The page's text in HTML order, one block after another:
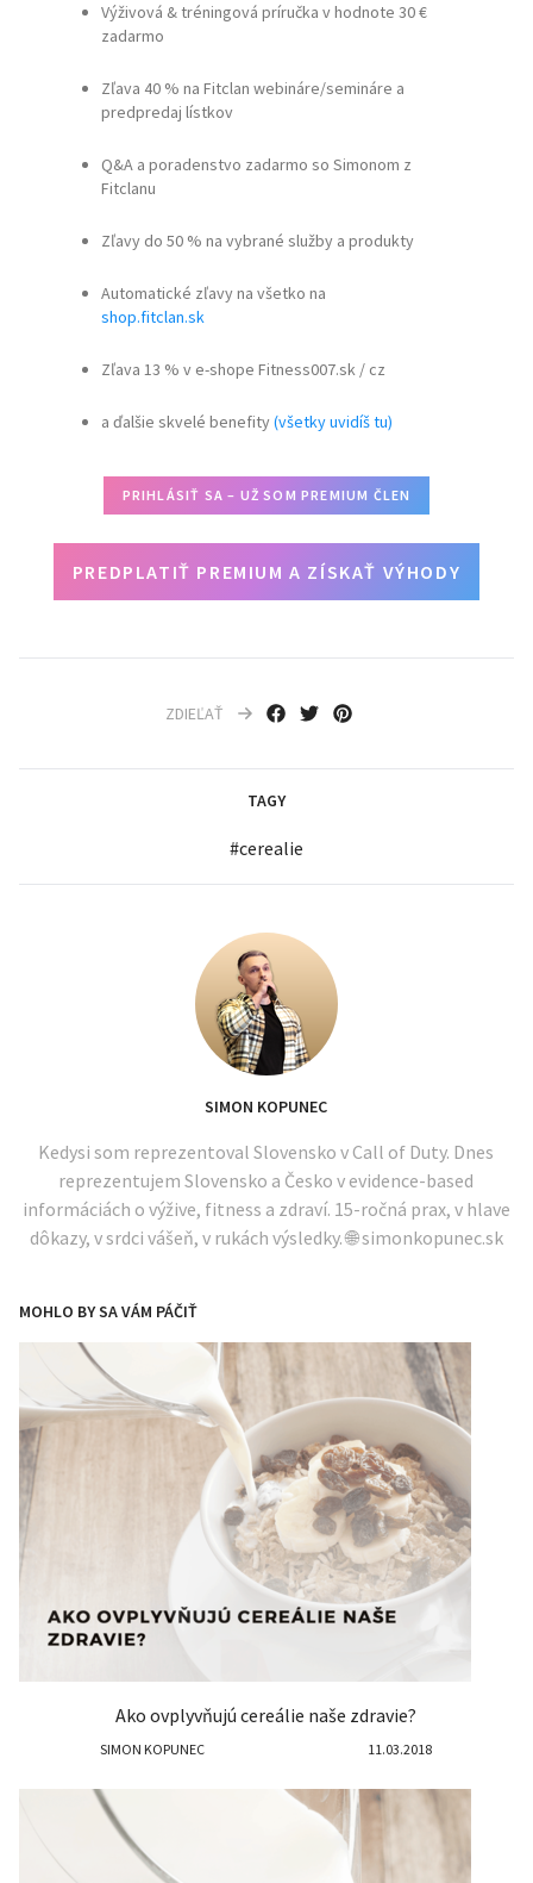
Výživová & tréningová príručka v hodnote 30 €
zadarmo
Zľava 40 % na Fitclan webináre/semináre a
predpredaj lístkov
Q&A a poradenstvo zadarmo so Simonom z
Fitclanu
Zľavy do 50 % na vybrané služby a produkty
Automatické zľavy na všetko na
shop.fitclan.sk
Zľava 13 % v e-shope Fitness007.sk / cz
a ďalšie skvelé benefity(všetky uvidíš tu)
PRIHLÁSIŤ SA – UŽ SOM PREMIUM ČLEN
PREDPLATIŤ PREMIUM A ZÍSKAŤ VÝHODY
ZDIEĽAŤ
TAGY
#cerealie
SIMON KOPUNEC
Kedysi som reprezentoval Slovensko v Call of Duty. Dnes
reprezentujem Slovensko a Česko v evidence-based
informáciách o výžive, fitness a zdraví. 15-ročná prax, v hlave
dôkazy, v srdci vášeň, v rukách výsledky. 🌐 simonkopunec.sk
MOHLO BY SA VÁM PÁČIŤ
Ako ovplyvňujú cereálie naše zdravie?
SIMON KOPUNEC 11.03.2018